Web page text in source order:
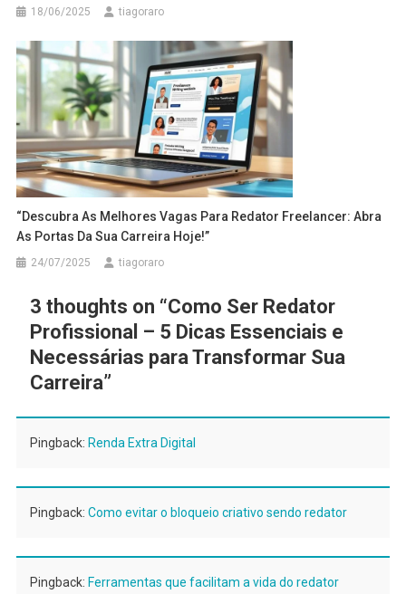
18/06/2025 tiagoraro
“Descubra As Melhores Vagas Para Redator Freelancer: Abra
As Portas Da Sua Carreira Hoje!”
24/07/2025 tiagoraro
3 thoughts on “Como Ser Redator
Profissional – 5 Dicas Essenciais e
Necessárias para Transformar Sua
Carreira”
Pingback: Renda Extra Digital
Pingback: Como evitar o bloqueio criativo sendo redator
Pingback: Ferramentas que facilitam a vida do redator